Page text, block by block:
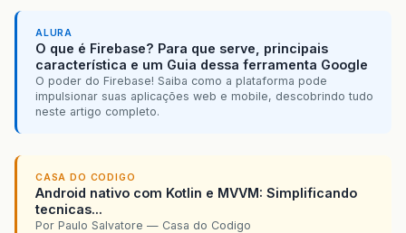
ALURA
O que é Firebase? Para que serve, principais
característica e um Guia dessa ferramenta Google
O poder do Firebase! Saiba como a plataforma pode
impulsionar suas aplicações web e mobile, descobrindo tudo
neste artigo completo.
CASA DO CODIGO
Android nativo com Kotlin e MVVM: Simplificando
tecnicas...
Por Paulo Salvatore — Casa do Codigo